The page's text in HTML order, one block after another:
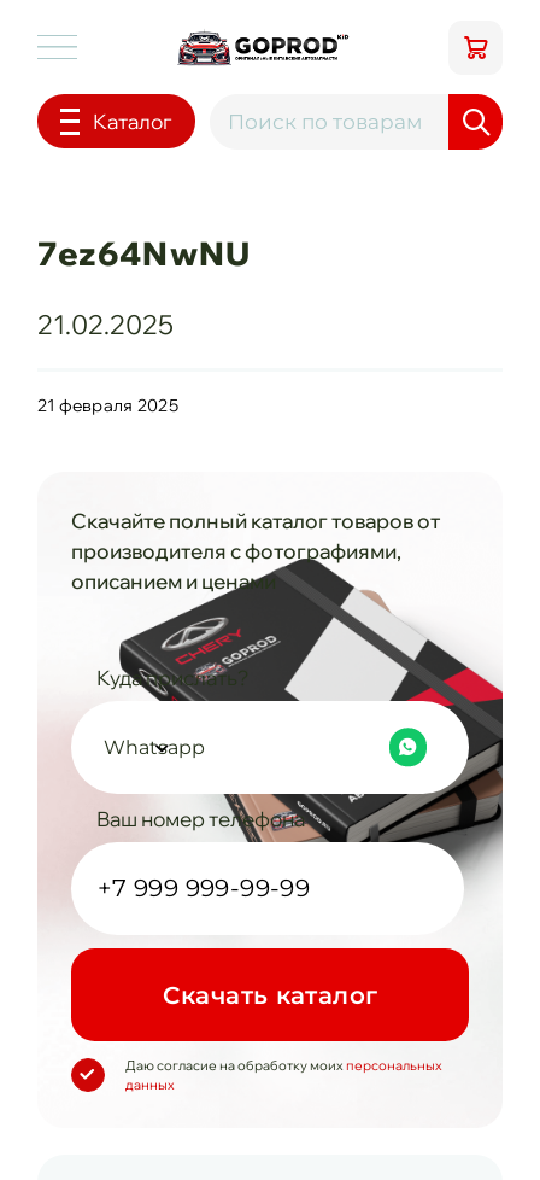
Каталог
7ez64NwNU
21.02.2025
21 февраля 2025
Скачайте полный каталог товаров от
производителя с фотографиями,
описанием и ценами
Куда прислать?
Whatsapp
Ваш номер телефона
Cкачать каталог
Даю согласие на обработку моих персональных
данных